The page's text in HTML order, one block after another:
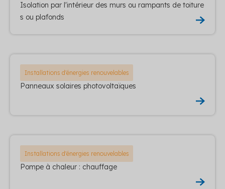
Isolation par l'intérieur des murs ou rampants de toiture
s ou plafonds
Installations d'énergies renouvelables
Panneaux solaires photovoltaïques
Installations d'énergies renouvelables
Pompe à chaleur : chauffage